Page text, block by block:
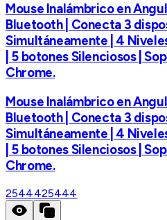
Mouse Inalámbrico en
Bluetooth | Conecta 3
Simultáneamente | 4
| 5 botones Silenciosos |
Chrome.
Mouse Inalámbrico en
Bluetooth | Conecta 3
Simultáneamente | 4
| 5 botones Silenciosos |
Chrome.
2544425444